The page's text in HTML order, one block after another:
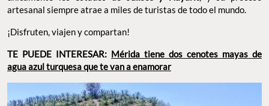
artesanal siempre atrae a miles de turistas de todo el mundo.
¡Disfruten, viajen y compartan!
TE PUEDE INTERESAR: Mérida tiene dos cenotes mayas de
agua azul turquesa que te van a enamorar